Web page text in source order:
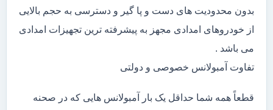
بدون محدودیت های دست و پا گیر و دسترسی به حجم بالایی
از خودروهای امدادی مجهز به پیشرفته ترین تجهیزات امدادی
می باشد .
تفاوت آمبولانس خصوصی و دولتی
قطعاً همه شما حداقل یک بار آمبولانس هایی که در صحنه